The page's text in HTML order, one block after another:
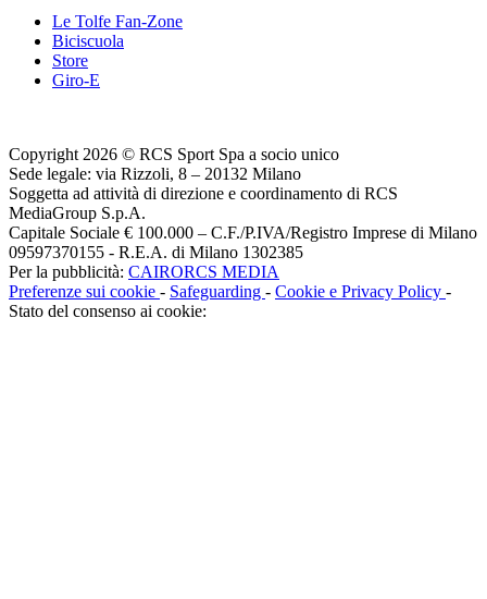
Le Tolfe Fan-Zone
Biciscuola
Store
Giro-E
Copyright 2026 © RCS Sport Spa a socio unico
Sede legale: via Rizzoli, 8 – 20132 Milano
Soggetta ad attività di direzione e coordinamento di RCS
MediaGroup S.p.A.
Capitale Sociale € 100.000 – C.F./P.IVA/Registro Imprese di Milano
09597370155 - R.E.A. di Milano 1302385
Per la pubblicità: CAIRORCS MEDIA
Preferenze sui cookie - Safeguarding - Cookie e Privacy Policy -
Stato del consenso ai cookie: